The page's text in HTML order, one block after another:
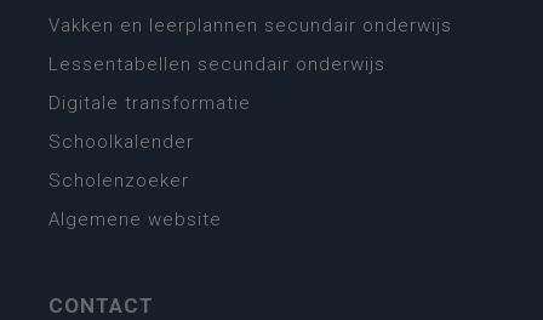
Vakken en leerplannen secundair onderwijs
Lessentabellen secundair onderwijs
Digitale transformatie
Schoolkalender
Scholenzoeker
Algemene website
CONTACT